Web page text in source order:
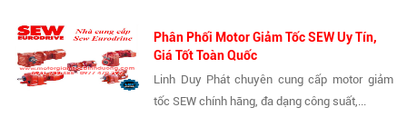
Phân Phối Motor Giảm Tốc SEW Uy Tín,
Giá Tốt Toàn Quốc
Linh Duy Phát chuyên cung cấp motor giảm
tốc SEW chính hãng, đa dạng công suất,...